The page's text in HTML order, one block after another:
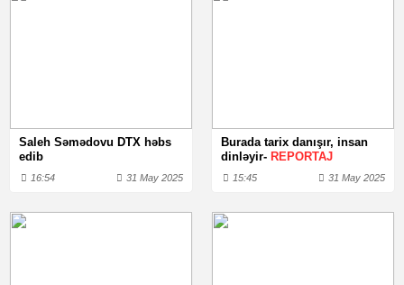
Saleh Səmədovu DTX həbs
edib
16:54 31 May 2025
Burada tarix danışır, insan
dinləyir- REPORTAJ
15:45 31 May 2025